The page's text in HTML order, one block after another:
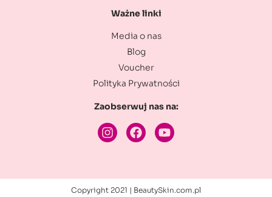
Ważne linki
Media o nas
Blog
Voucher
Polityka Prywatności
Zaobserwuj nas na:
Copyright 2021 | BeautySkin.com.pl